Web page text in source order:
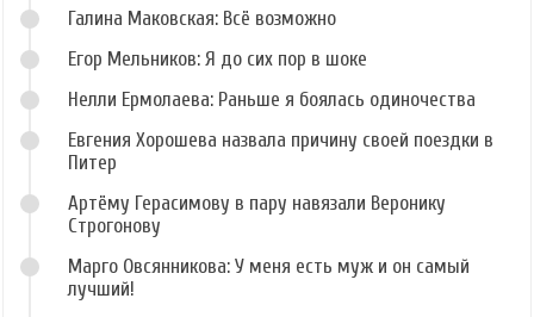
Галина Маковская: Всё возможно
Егор Мельников: Я до сих пор в шоке
Нелли Ермолаева: Раньше я боялась одиночества
Евгения Хорошева назвала причину своей поездки в
Питер
Артёму Герасимову в пару навязали Веронику
Строгонову
Марго Овсянникова: У меня есть муж и он самый
лучший!